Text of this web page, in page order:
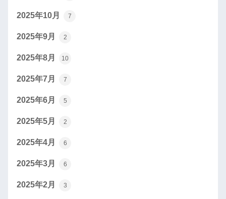
2025年10月 7
2025年9月 2
2025年8月 10
2025年7月 7
2025年6月 5
2025年5月 2
2025年4月 6
2025年3月 6
2025年2月 3